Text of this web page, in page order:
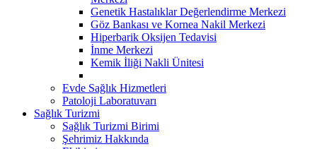
Genetik Hastalıklar Değerlendirme Merkezi
Göz Bankası ve Kornea Nakil Merkezi
Hiperbarik Oksijen Tedavisi
İnme Merkezi
Kemik İliği Nakli Ünitesi
Evde Sağlık Hizmetleri
Patoloji Laboratuvarı
Sağlık Turizmi
Sağlık Turizmi Birimi
Şehrimiz Hakkında